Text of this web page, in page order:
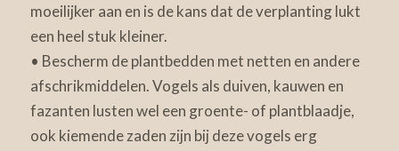
moeilijker aan en is de kans dat de verplanting lukt
een heel stuk kleiner.
• Bescherm de plantbedden met netten en andere
afschrikmiddelen. Vogels als duiven, kauwen en
fazanten lusten wel een groente- of plantblaadje,
ook kiemende zaden zijn bij deze vogels erg